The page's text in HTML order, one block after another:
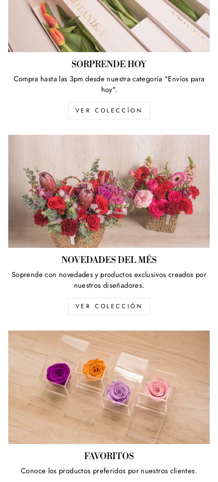
SORPRENDE HOY
Compra hasta las 3pm desde nuestra categoría "Envíos para
hoy".
VER COLECCÍON
NOVEDADES DEL MÉS
Soprende con novedades y productos exclusivos creados por
nuestros diseñadores.
VER COLECCIÓN
FAVORITOS
Conoce los productos preferidos por nuestros clientes.